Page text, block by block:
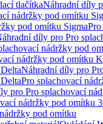
tlačítkaNáhradní díly
nádržky pod omítku
pod omítku Sigma
díly pro Pro
nádržky pod
nádržky pod omítku
Náhradní díly pro
Pro splachovací
pro Pro splachovací
nádržky pod omítku
pod omítku